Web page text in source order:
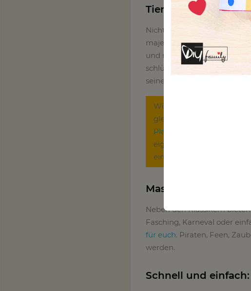
Tierisch gut:
Nichts beflügelt die
majestätischen
und mutigen Dinosauriern
schlüpfen. Einfache
seine Lieblingstiere ganz
Willst Du Deine kreativen
gleichzeitig neue
Plattform
eigenen Masken andere
einem kreativen Highlight!
Masken für jeden
Neben den Klassikern
Fasching, Karneval oder
für euch. Piraten, Feen,
werden.
Schnell und